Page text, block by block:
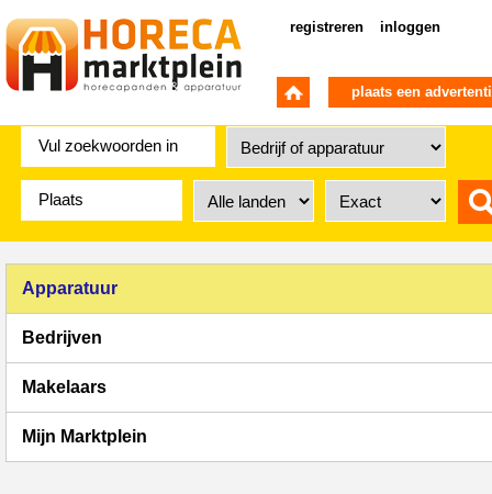
registreren inloggen
plaats een
Apparatuur
Bedrijven
Makelaars
Mijn Marktplein